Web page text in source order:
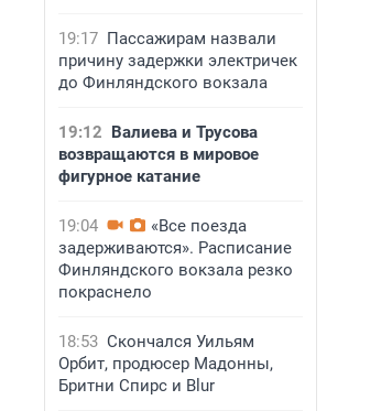
19:17 Пассажирам назвали
причину задержки электричек
до Финляндского вокзала
19:12 Валиева и Трусова
возвращаются в мировое
фигурное катание
19:04
«Все поезда
задерживаются». Расписание
Финляндского вокзала резко
покраснело
18:53 Скончался Уильям
Орбит, продюсер Мадонны,
Бритни Спирс и Blur